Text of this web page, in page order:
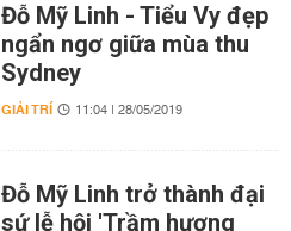
Đỗ Mỹ Linh - Tiểu Vy đẹp
ngẩn ngơ giữa mùa thu
Sydney
GIẢI TRÍ 11:04 | 28/05/2019
Đỗ Mỹ Linh trở thành đại
sứ lễ hội 'Trầm hương